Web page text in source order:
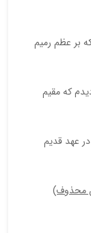
بر عظم رمیم
که مقیم
عهد قدیم
محذوف)